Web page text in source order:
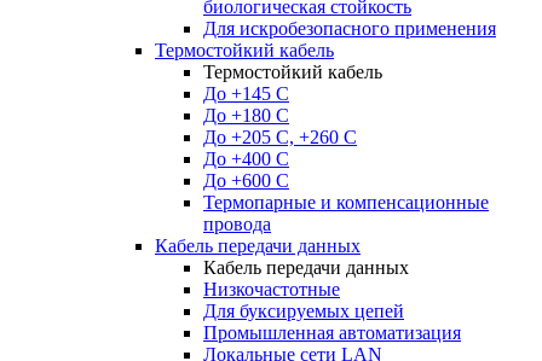
биологическая стойкость
Для искробезопасного применения
Термостойкий кабель
Термостойкий кабель
До +145 С
До +180 C
До +205 С, +260 С
До +400 C
До +600 С
Термопарные и компенсационные
провода
Кабель передачи данных
Кабель передачи данных
Низкочастотные
Для буксируемых цепей
Промышленная автоматизация
Локальные сети LAN